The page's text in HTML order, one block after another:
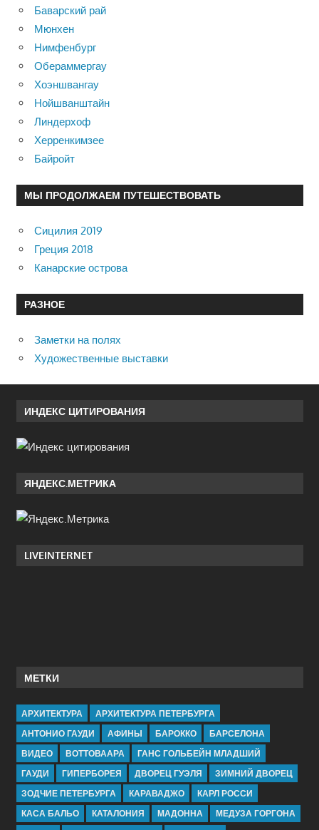
Баварский рай
Мюнхен
Нимфенбург
Обераммергау
Хоэншвангау
Нойшванштайн
Линдерхоф
Херренкимзее
Байройт
МЫ ПРОДОЛЖАЕМ ПУТЕШЕСТВОВАТЬ
Сицилия 2019
Греция 2018
Канарские острова
РАЗНОЕ
Заметки на полях
Художественные выставки
ИНДЕКС ЦИТИРОВАНИЯ
ЯНДЕКС.МЕТРИКА
LIVEINTERNET
МЕТКИ
АРХИТЕКТУРА
АРХИТЕКТУРА ПЕТЕРБУРГА
АНТОНИО ГАУДИ
АФИНЫ БАРОККО
БАРСЕЛОНА
ВИДЕО
ВОТТОВААРА
ГАНС ГОЛЬБЕЙН МЛАДШИЙ
ГАУДИ
ГИПЕРБОРЕЯ ДВОРЕЦ ГУЭЛЯ
ЗИМНИЙ ДВОРЕЦ
ЗОДЧИЕ ПЕТЕРБУРГА
КАРАВАДЖО
КАРЛ РОССИ
КАСА БАЛЬО
КАТАЛОНИЯ МАДОННА
МЕДУЗА ГОРГОНА